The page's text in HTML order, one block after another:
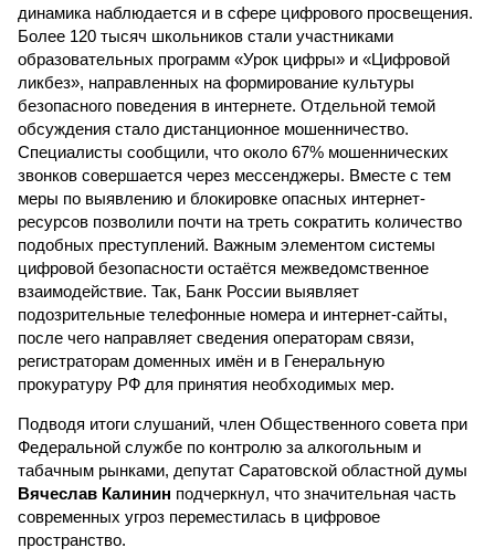
динамика наблюдается и в сфере цифрового просвещения.
Более 120 тысяч школьников стали участниками
образовательных программ «Урок цифры» и «Цифровой
ликбез», направленных на формирование культуры
безопасного поведения в интернете. Отдельной темой
обсуждения стало дистанционное мошенничество.
Специалисты сообщили, что около 67% мошеннических
звонков совершается через мессенджеры. Вместе с тем
меры по выявлению и блокировке опасных интернет-
ресурсов позволили почти на треть сократить количество
подобных преступлений. Важным элементом системы
цифровой безопасности остаётся межведомственное
взаимодействие. Так, Банк России выявляет
подозрительные телефонные номера и интернет-сайты,
после чего направляет сведения операторам связи,
регистраторам доменных имён и в Генеральную
прокуратуру РФ для принятия необходимых мер.
Подводя итоги слушаний, член Общественного совета при
Федеральной службе по контролю за алкогольным и
табачным рынками, депутат Саратовской областной думы
Вячеслав Калинин подчеркнул, что значительная часть
современных угроз переместилась в цифровое
пространство.